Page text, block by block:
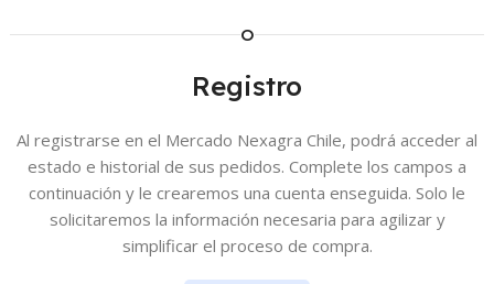
O
Registro
Al registrarse en el Mercado Nexagra Chile, podrá acceder al
estado e historial de sus pedidos. Complete los campos a
continuación y le crearemos una cuenta enseguida. Solo le
solicitaremos la información necesaria para agilizar y
simplificar el proceso de compra.